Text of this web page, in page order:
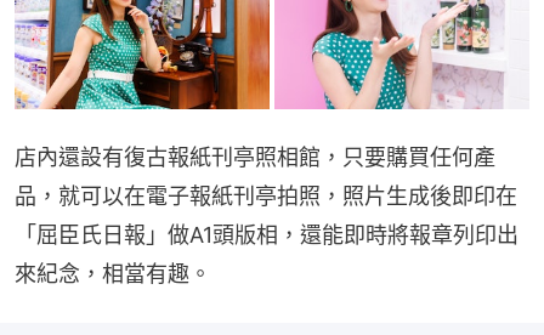
店內還設有復古報紙刊亭照相館，只要購買任何產
品，就可以在電子報紙刊亭拍照，照片生成後即印在
「屈臣氏日報」做A1頭版相，還能即時將報章列印出
來紀念，相當有趣。